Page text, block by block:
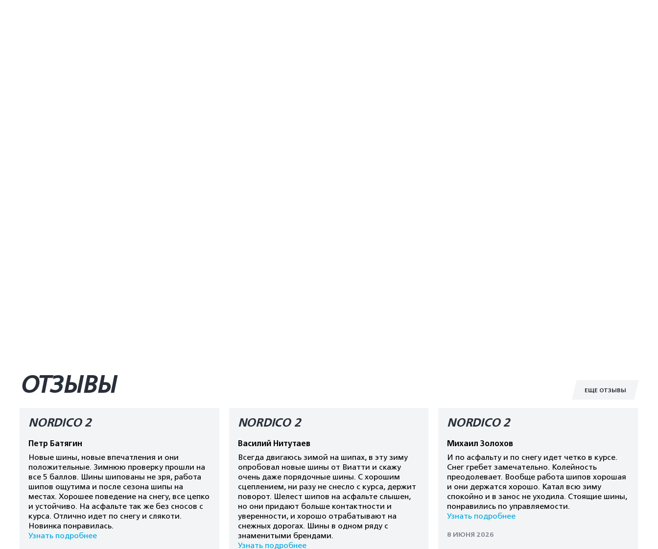
ЕЩЕ ОТЗЫВЫ
ОТЗЫВЫ
NORDICO 2
Петр Батягин
Новые шины, новые впечатления и они
положительные. Зимнюю проверку прошли на
все 5 баллов. Шины шипованы не зря, работа
шипов ощутима и после сезона шипы на
местах. Хорошее поведение на снегу, все цепко
и устойчиво. На асфальте так же без сносов с
курса. Отлично идет по снегу и слякоти.
Новинка понравилась.
Узнать подробнее
NORDICO 2
Василий Нитутаев
Всегда двигаюсь зимой на шипах, в эту зиму
опробовал новые шины от Виатти и скажу
очень даже порядочные шины. С хорошим
сцеплением, ни разу не снесло с курса, держит
поворот. Шелест шипов на асфальте слышен,
но они придают больше контактности и
уверенности, и хорошо отрабатывают на
снежных дорогах. Шины в одном ряду с
знаменитыми брендами.
Узнать подробнее
NORDICO 2
Михаил Золохов
И по асфальту и по снегу идет четко в курсе.
Снег гребет замечательно. Колейность
преодолевает. Вообще работа шипов хорошая
и они держатся хорошо. Катал всю зиму
спокойно и в занос не уходила. Стоящие шины,
понравились по управляемости.
Узнать подробнее
8 ИЮНЯ 2026